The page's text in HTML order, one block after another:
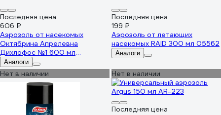
Последняя цена
606 ₽
Аэрозоль от насекомых
Октябрина Апрелевна
Дихлофос №1 600 мл
4607950297335
Аналоги
Последняя цена
199 ₽
Аэрозоль от летающих
насекомых RAID 300 мл 05562
Аналоги
Нет в наличии Нет в наличии
Последняя цена